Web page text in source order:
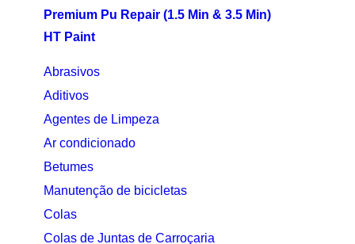
Premium Pu Repair (1.5 Min & 3.5 Min)
HT Paint
Abrasivos
Aditivos
Agentes de Limpeza
Ar condicionado
Betumes
Manutenção de bicicletas
Colas
Colas de Juntas de Carroçaria